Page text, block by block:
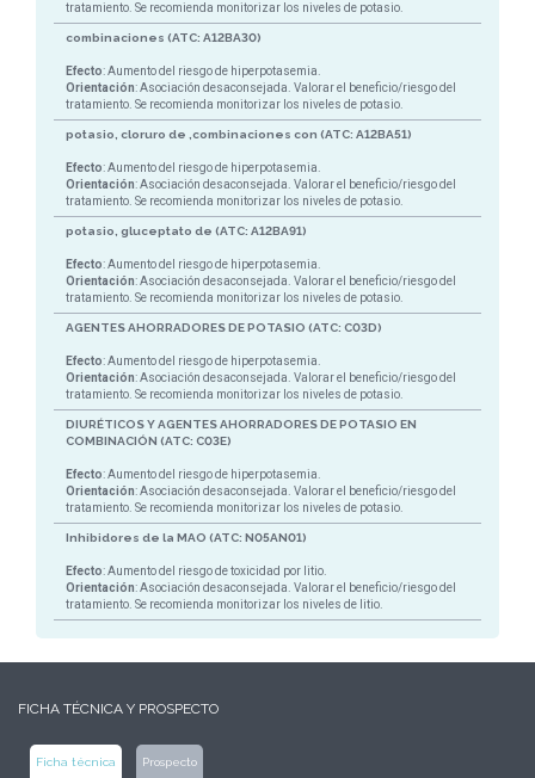
tratamiento. Se recomienda monitorizar los niveles de potasio.
combinaciones (ATC: A12BA30)
Efecto: Aumento del riesgo de hiperpotasemia.
Orientación: Asociación desaconsejada. Valorar el beneficio/riesgo del
tratamiento. Se recomienda monitorizar los niveles de potasio.
potasio, cloruro de ,combinaciones con (ATC: A12BA51)
Efecto: Aumento del riesgo de hiperpotasemia.
Orientación: Asociación desaconsejada. Valorar el beneficio/riesgo del
tratamiento. Se recomienda monitorizar los niveles de potasio.
potasio, gluceptato de (ATC: A12BA91)
Efecto: Aumento del riesgo de hiperpotasemia.
Orientación: Asociación desaconsejada. Valorar el beneficio/riesgo del
tratamiento. Se recomienda monitorizar los niveles de potasio.
AGENTES AHORRADORES DE POTASIO (ATC: C03D)
Efecto: Aumento del riesgo de hiperpotasemia.
Orientación: Asociación desaconsejada. Valorar el beneficio/riesgo del
tratamiento. Se recomienda monitorizar los niveles de potasio.
DIURÉTICOS Y AGENTES AHORRADORES DE POTASIO EN
COMBINACIÓN (ATC: C03E)
Efecto: Aumento del riesgo de hiperpotasemia.
Orientación: Asociación desaconsejada. Valorar el beneficio/riesgo del
tratamiento. Se recomienda monitorizar los niveles de potasio.
Inhibidores de la MAO (ATC: N05AN01)
Efecto: Aumento del riesgo de toxicidad por litio.
Orientación: Asociación desaconsejada. Valorar el beneficio/riesgo del
tratamiento. Se recomienda monitorizar los niveles de litio.
FICHA TÉCNICA Y PROSPECTO
Ficha técnica Prospecto